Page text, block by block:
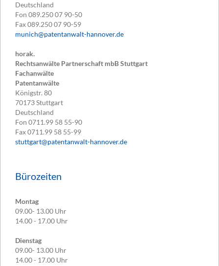
Deutschland
Fon 089.250 07 90-50
Fax089.250 07 90-59
munich@patentanwalt-hannover.de
horak.
Rechtsanwälte Partnerschaft mbB Stuttgart
Fachanwälte
Patentanwälte
Königstr. 80
70173Stuttgart
Deutschland
Fon 0711.99 58 55-90
Fax0711.99 58 55-99
stuttgart@patentanwalt-hannover.de
Bürozeiten
Montag
09.00- 13.00 Uhr
14.00 - 17.00 Uhr
Dienstag
09.00- 13.00 Uhr
14.00 - 17.00 Uhr